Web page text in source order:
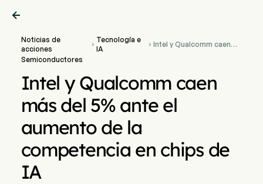

Noticias de
acciones

Tecnología e
IA
 Intel y Qualcomm caen
IA
Semiconductores
Intel y Qualcomm caen
más del 5% ante el
aumento de la
competencia en chips de
IA